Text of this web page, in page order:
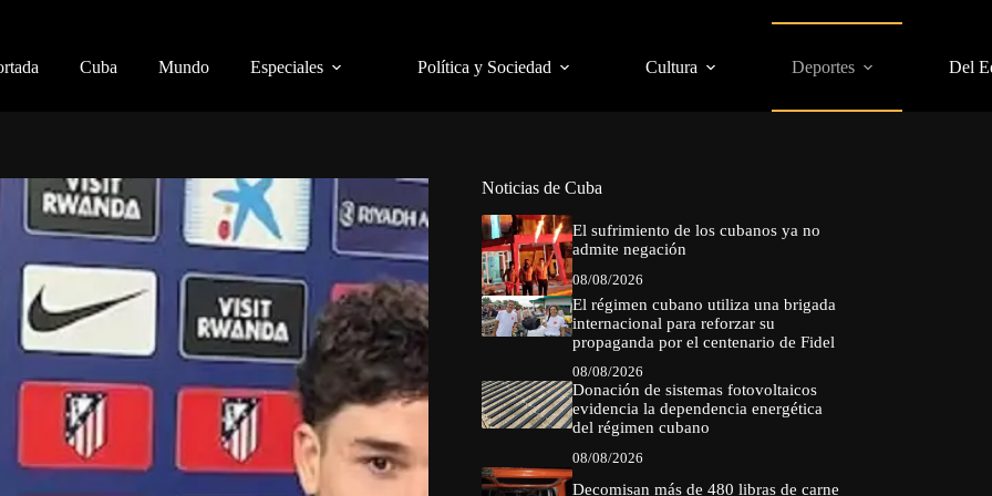
Cuba Mundo Especiales Política y Sociedad Cultura Deportes Del
Noticias de Cuba
El sufrimiento de los cubanos ya no
admite negación
08/08/2026
El régimen cubano utiliza una brigada
internacional para reforzar su
propaganda por el centenario de Fidel
08/08/2026
Donación de sistemas fotovoltaicos
evidencia la dependencia energética
del régimen cubano
08/08/2026
Decomisan más de 480 libras de carne